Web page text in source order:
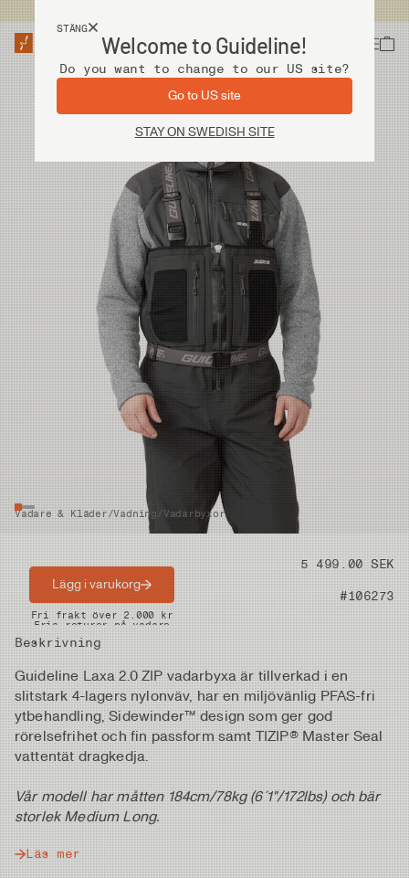
STÄNG
Welcome to Guideline!
Do you want to change to our US site?
Go to US site
STAY ON SWEDISH SITE
Vadare & Kläder/Vadning/Vadarbyxor
Pris 5 499.00 SEK
Artikelnummer #106273
Beskrivning
Guideline Laxa 2.0 ZIP vadarbyxa är tillverkad i en
slitstark 4-lagers nylonväv, har en miljövänlig PFAS-fri
ytbehandling, Sidewinder™ design som ger god
rörelsefrihet och fin passform samt TIZIP® Master Seal
vattentät dragkedja.
Vår modell har måtten 184cm/78kg (6´1"/172lbs) och bär
storlek Medium Long.
Läs mer
Lägg i varukorg
Snabba leveranser
Fri frakt över 2.000 kr
Fria returer på vadare